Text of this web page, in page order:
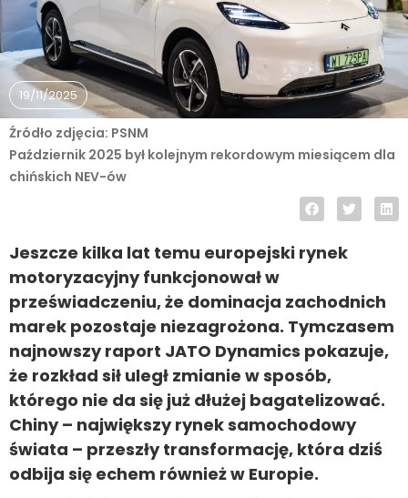
19/11/2025
Październik 2025 był kolejnym rekordowym miesiącem dla
chińskich NEV-ów
Źródło zdjęcia: PSNM
Jeszcze kilka lat temu europejski rynek
motoryzacyjny funkcjonował w
przeświadczeniu, że dominacja zachodnich
marek pozostaje niezagrożona. Tymczasem
najnowszy raport JATO Dynamics pokazuje,
że rozkład sił uległ zmianie w sposób,
którego nie da się już dłużej bagatelizować.
Chiny – największy rynek samochodowy
świata – przeszły transformację, która dziś
odbija się echem również w Europie.